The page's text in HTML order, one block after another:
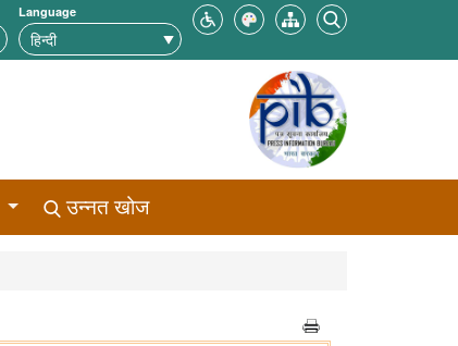
Language
उन्नत खोज